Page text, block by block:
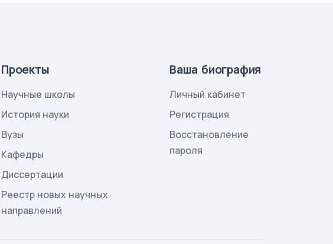
Проекты
Научные школы
История науки
Вузы
Кафедры
Диссертации
Реестр новых научных
направлений
Ваша биография
Личный кабинет
Регистрация
Восстановление
пароля